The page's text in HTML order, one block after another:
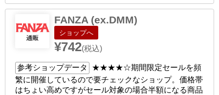
FANZA (ex.DMM)
ショップへ
¥742(税込)
参考ショップデータ ★★★★☆期間限定セールを頻
繁に開催しているので要チェックなショップ。価格帯
はちょい高めですがセール対象の場合半額になる商品